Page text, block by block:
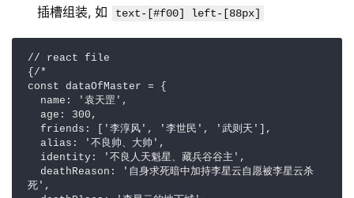
插槽组装, 如 text-[#f00] left-[88px]
// react file
{/*
const dataOfMaster = {
死',